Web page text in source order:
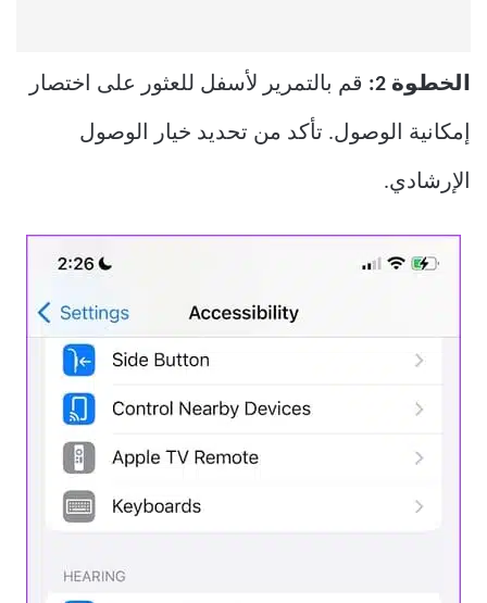
الخطوة 2: قم بالتمرير لأسفل للعثور على اختصار
إمكانية الوصول. تأكد من تحديد خيار الوصول
الإرشادي.